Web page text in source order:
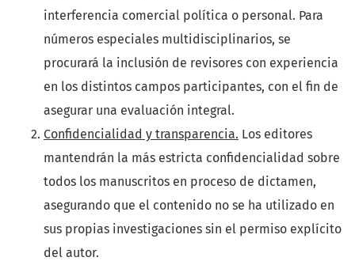
interferencia comercial política o personal. Para
números especiales multidisciplinarios, se
procurará la inclusión de revisores con experiencia
en los distintos campos participantes, con el fin de
asegurar una evaluación integral.
Confidencialidad y transparencia. Los editores
mantendrán la más estricta confidencialidad sobre
todos los manuscritos en proceso de dictamen,
asegurando que el contenido no se ha utilizado en
sus propias investigaciones sin el permiso explícito
del autor.